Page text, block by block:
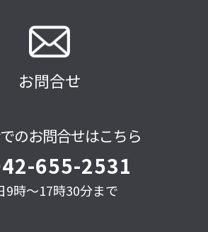
お問合せ
のお問合せはこちら
655-2531
9時～17時30分まで